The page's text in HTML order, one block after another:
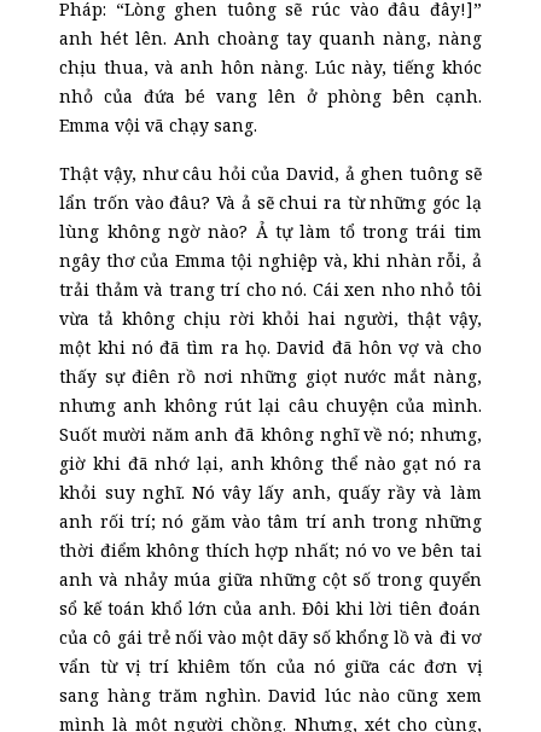
Pháp: “Lòng ghen tuông sẽ rúc vào đâu đây!]”
anh hét lên. Anh choàng tay quanh nàng, nàng
chịu thua, và anh hôn nàng. Lúc này, tiếng khóc
nhỏ của đứa bé vang lên ở phòng bên cạnh.
Emma vội vãchạy sang.
Thật vậy, như câu hỏi của David, ả ghen tuông sẽ
lẩn trốn vào đâu? Và ảsẽ chui ra từ những góc lạ
lùng không ngờ nào? Ả tự làm tổ trong trái tim
ngây thơ của Emma tội nghiệp và, khi nhàn rỗi, ả
trải thảm và trang trí cho nó. Cái xen nho nhỏ tôi
vừa tả không chịu rời khỏi hai người, thật vậy,
một khi nó đã tìm ra họ. David đã hôn vợ và cho
thấy sự điên rồ nơi những giọt nước mắt nàng,
nhưng anh không rút lại câu chuyện của mình.
Suốt mười năm anh đã không nghĩ về nó; nhưng,
giờ khi đã nhớ lại, anh không thể nào gạt nó ra
khỏi suy nghĩ. Nó vây lấy anh, quấy rầy và làm
anh rối trí; nó găm vào tâm trí anh trong những
thời điểm không thích hợp nhất; nó vo ve bên tai
anh và nhảy múa giữa những cột số trong quyển
sổ kế toán khổ lớn của anh. Đôi khi lời tiên đoán
của cô gái trẻ nối vào một dãy số khổng lồ và đi vơ
vẩn từ vị trí khiêm tốn của nó giữa các đơn vị
sang hàng trăm nghìn. David lúc nào cũng xem
mình là một người chồng. Nhưng, xét cho cùng,